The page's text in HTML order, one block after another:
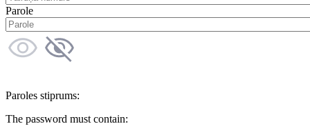
Parole
Paroles stiprums:
The password must contain: